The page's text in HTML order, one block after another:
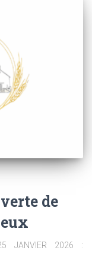
de
25 JANVIER 2026 :